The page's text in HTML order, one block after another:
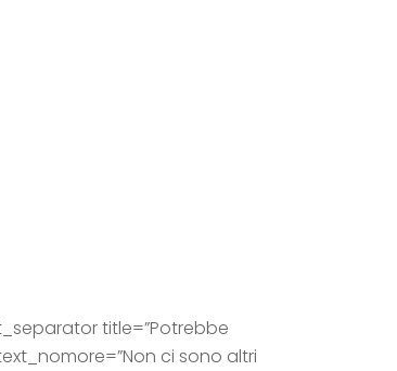
title=”Potrebbe
ci sono altri